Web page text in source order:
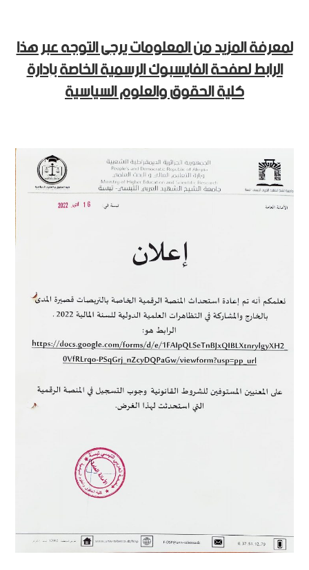
لمعرفة المزيد من المعلومات يرجى التوجه عبر هذا
الرابط لصفحة الفايسبوك الرسمية الخاصة بإدارة
كلية الحقوق والعلوم السياسية